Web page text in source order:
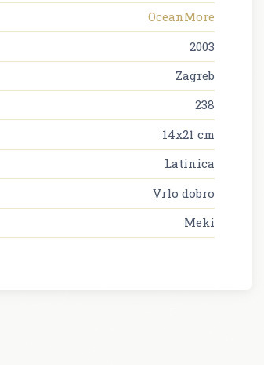
OceanMore
2003
Zagreb
238
14x21 cm
Latinica
Vrlo dobro
Meki